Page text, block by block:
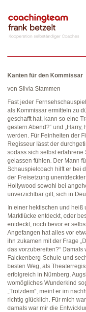
Kanten für den Kommissar
von Silvia Stammen
Fast jeder
als Kommissar ermitteln zu
geschafft hat, kann so eine
gestern Abend?“ und
werden. Für Feinheiten der
Regisseur lässt der
sodass sich selbst
gelassen fühlen. Der Mann
Schauspielcoach hilft er bei
der Freisetzung
Hollywood sowohl bei
unverzichtbar gilt, sich in
In einer hektischen und heiß
Marktlücke entdeckt, oder
entdeckt, noch bevor er
Angefangen hat alles vor
ihn zukamen mit der Frage
das vorzubereiten?“ Damals
Falckenberg-Schule und
besten Weg, als
erfolgreich in Nürnberg,
womögliches Wunderkind
„Trotzdem“, meint er im
richtig glücklich. Für mich
damals war mir die